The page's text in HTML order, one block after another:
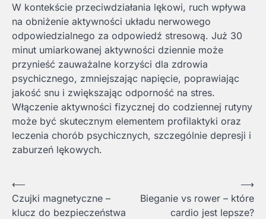
W kontekście przeciwdziałania lękowi, ruch wpływa
na obniżenie aktywności układu nerwowego
odpowiedzialnego za odpowiedź stresową. Już 30
minut umiarkowanej aktywności dziennie może
przynieść zauważalne korzyści dla zdrowia
psychicznego, zmniejszając napięcie, poprawiając
jakość snu i zwiększając odporność na stres.
Włączenie aktywności fizycznej do codziennej rutyny
może być skutecznym elementem profilaktyki oraz
leczenia chorób psychicznych, szczególnie depresji i
zaburzeń lękowych.
Nawigacja
wpisu
⟵
Czujki magnetyczne –
klucz do bezpieczeństwa
Bieganie vs rower – które
cardio jest lepsze?
⟶